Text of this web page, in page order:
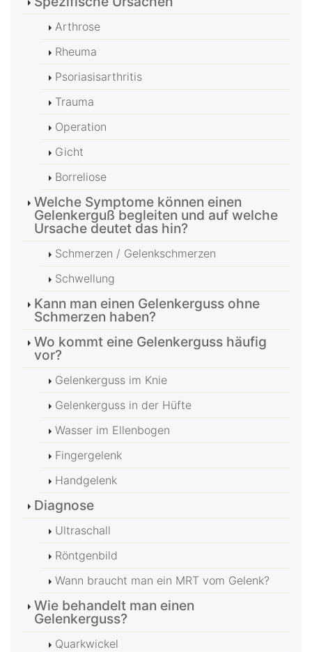
Arthrose
Rheuma
Psoriasisarthritis
Trauma
Operation
Gicht
Borreliose
Welche Symptome können einen
Gelenkerguß begleiten und auf welche
Ursache deutet das hin?
Schmerzen / Gelenkschmerzen
Schwellung
Kann man einen Gelenkerguss ohne
Schmerzen haben?
Wo kommt eine Gelenkerguss häufig
vor?
Gelenkerguss im Knie
Gelenkerguss in der Hüfte
Wasser im Ellenbogen
Fingergelenk
Handgelenk
Diagnose
Ultraschall
Röntgenbild
Wann braucht man ein MRT vom Gelenk?
Wie behandelt man einen
Gelenkerguss?
Quarkwickel